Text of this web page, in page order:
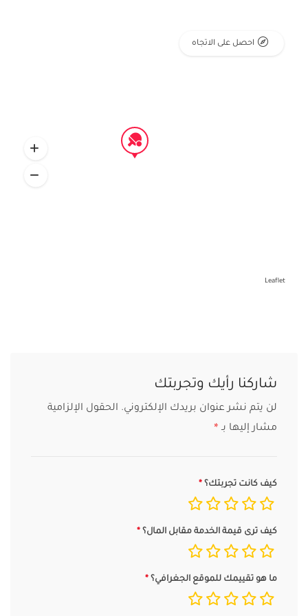
Leaflet
احصل على الاتجاه
شاركنا رأيك وتجربتك
لن يتم نشر عنوان بريدك الإلكتروني. الحقول الإلزامية
مشار إليها بـ *
كيف كانت تجربتك؟
كيف ترى قيمة الخدمة مقابل المال؟
ما هو تقييمك للموقع الجغرافي؟